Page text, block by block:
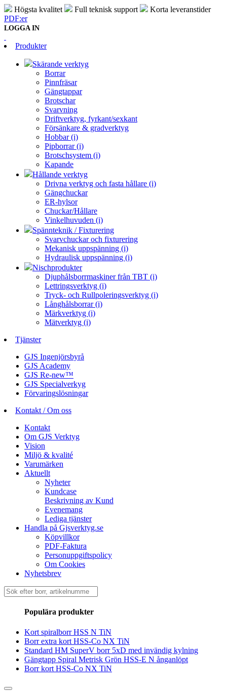
Högsta kvalitet Full teknisk support
Korta leveranstider
PDF:er
LOGGA IN
Produkter
Skärande verktyg
Borrar
Pinnfräsar
Gängtappar
Brotschar
Svarvning
Driftverktyg, fyrkant/sexkant
Försänkare & gradverktyg
Hobbar (i)
Pipborrar (i)
Brotschsystem (i)
Kapande
Hållande verktyg
Drivna verktyg och fasta hållare (i)
Gängchuckar
ER-hylsor
Chuckar/Hållare
Vinkelhuvuden (i)
Spännteknik / Fixturering
Svarvchuckar och fixturering
Mekanisk uppspänning (i)
Hydraulisk uppspänning (i)
Nischprodukter
Djuphålsborrmaskiner från TBT (i)
Lettringsverktyg (i)
Tryck- och Rullpoleringsverktyg (i)
Långhålsborrar (i)
Märkverktyg (i)
Mätverktyg (i)
Tjänster
GJS Ingenjörsbyrå
GJS Academy
GJS Re-new™
GJS Specialverkyg
Förvaringslösningar
Kontakt / Om oss
Kontakt
Om GJS Verktyg
Vision
Miljö & kvalité
Varumärken
Aktuellt
Nyheter
Kundcase
Beskrivning av Kund
Evenemang
Lediga tjänster
Handla på Gjsverktyg.se
Köpvillkor
PDF-Faktura
Personuppgiftspolicy
Om Cookies
Nyhetsbrev
Sök
efter:
Populära produkter
Kort spiralborr HSS N TiN
Borr extra kort HSS-Co NX TiN
Standard HM SuperV borr 5xD med invändig kylning
Gängtapp Spiral Metrisk Grön HSS-E N ånganlöpt
Borr kort HSS-Co NX TiN